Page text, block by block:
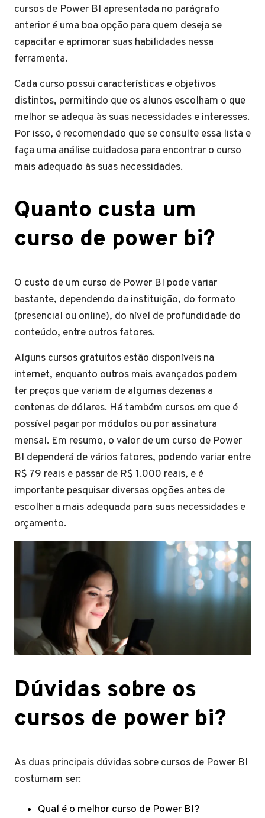
cursos de Power BI apresentada no parágrafo
anterior é uma boa opção para quem deseja se
capacitar e aprimorar suas habilidades nessa
ferramenta.
Cada curso possui características e objetivos
distintos, permitindo que os alunos escolham o que
melhor se adequa às suas necessidades e interesses.
Por isso, é recomendado que se consulte essa lista e
faça uma análise cuidadosa para encontrar o curso
mais adequado às suas necessidades.
Quanto custa um
curso de power bi?
O custo de um curso de Power BI pode variar
bastante, dependendo da instituição, do formato
(presencial ou online), do nível de profundidade do
conteúdo, entre outros fatores.
Alguns cursos gratuitos estão disponíveis na
internet, enquanto outros mais avançados podem
ter preços que variam de algumas dezenas a
centenas de dólares. Há também cursos em que é
possível pagar por módulos ou por assinatura
mensal. Em resumo, o valor de um curso de Power
BI dependerá de vários fatores, podendo variar entre
R$ 79 reais e passar de R$ 1.000 reais, e é
importante pesquisar diversas opções antes de
escolher a mais adequada para suas necessidades e
orçamento.
Dúvidas sobre os
cursos de power bi?
As duas principais dúvidas sobre cursos de Power BI
costumam ser:
Qual é o melhor curso de Power BI?